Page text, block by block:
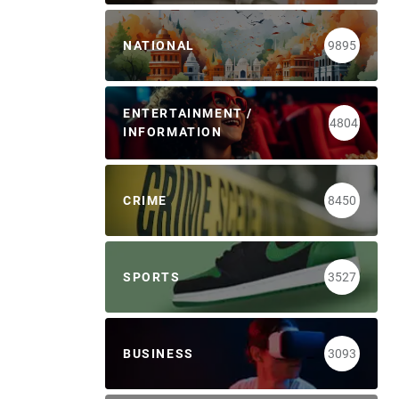
NATIONAL 9895
ENTERTAINMENT /
INFORMATION
4804
CRIME 8450
SPORTS 3527
BUSINESS 3093